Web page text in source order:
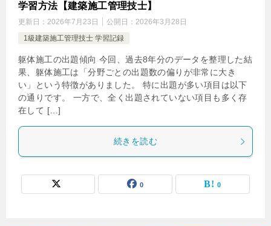
学習方法【建築施工管理技士】
更新日： 2026年7月23日 公開日： 2026年3月28日
1級建築施工管理技士 学習記録
躯体施工の出題傾向 今回、過去8年分のデータを整理した結
果、躯体施工は「分野ごとの出題数の偏りが非常に大き
い」という特徴がありました。 特に出題が多い項目は以下
の通りです。 一方で、全く出題されていない項目も多く存
在して […]
続きを読む
0 0